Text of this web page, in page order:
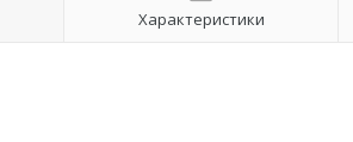
Характеристики